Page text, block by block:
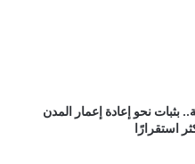
بثبات نحو إعادة إعمار المدن
استقرارًا